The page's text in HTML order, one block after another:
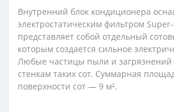
Внутренний блок кондиционера
электростатическим фильтром
представляет собой отдельный
которым создается сильное
Любые частицы пыли и
стенкам таких сот. Суммарная
поверхности сот — 9 м².